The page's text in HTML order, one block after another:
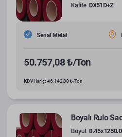
Kalite DX51D+Z
Senal Metal
50.757,08 ₺/Ton
KDV Hariç: 46.142,80 ₺/Ton
Boyalı Rulo
Boyut